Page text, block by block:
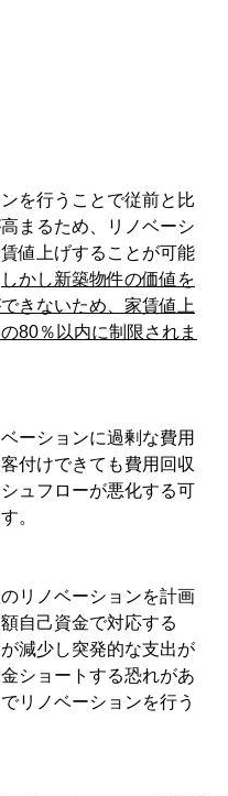
を行うことで従前と比
まるため、リノベーシ
値上げすることが可能
しかし新築物件の価値を
きないため、家賃値上
80％以内に制限されま
ーションに過剰な費用
付けできても費用回収
ュフローが悪化する可
。
リノベーションを計画
自己資金で対応する
減少し突発的な支出が
ショートする恐れがあ
リノベーションを行う